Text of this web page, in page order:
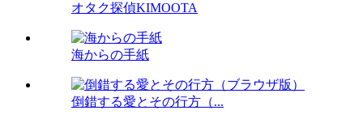
オタク探偵KIMOOTA
海からの手紙
倒錯する愛とその行方（...